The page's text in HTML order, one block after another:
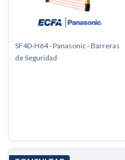
SF4D-H64 - Panasonic - Barreras
de Seguridad